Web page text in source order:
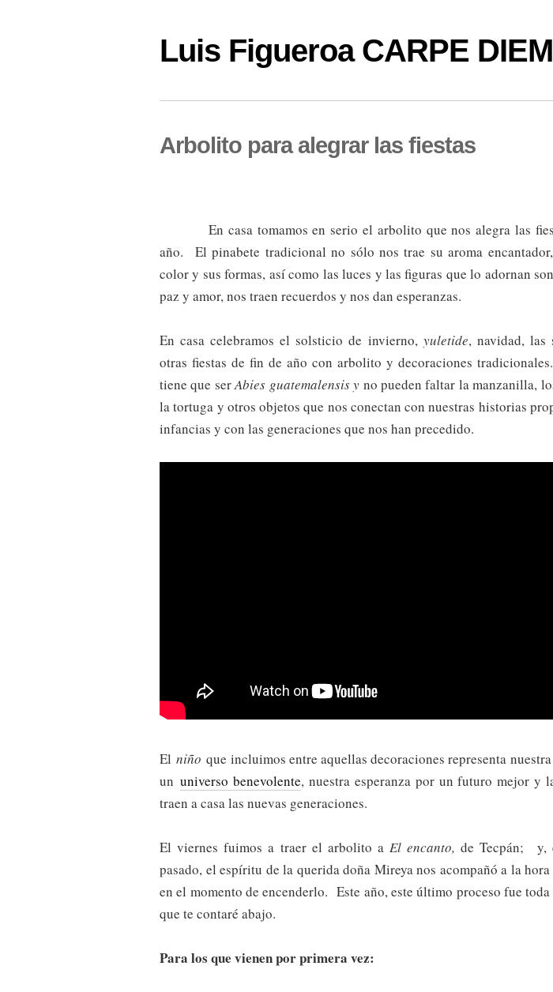
Luis Figueroa CARPE DIEM
Arbolito para alegrar las fiestas
En casa tomamos en serio el arbolito que nos alegra las
año. El pinabete tradicional no sólo nos trae su aroma
color y sus formas, así como las luces y las figuras que lo adornan
paz y amor, nos traen recuerdos y nos dan esperanzas.
En casa celebramos el solsticio de invierno, yuletide, navidad, las
otras fiestas de fin de año con arbolito y decoraciones
tiene que serAbies guatemalensis y no pueden faltar la manzanilla,
la tortuga y otros objetos que nos conectan con nuestras historias
infancias y con las generaciones que nos han precedido.
Elniño que incluimos entre aquellas decoraciones representa
un universo benevolente, nuestra esperanza por un futuro mejor y
traen a casa las nuevas generaciones.
El viernes fuimos a traer el arbolito a El encanto, de Tecpán; y,
pasado, el espíritu de la querida doña Mireya nos acompañó a la
en el momento de encenderlo. Este año, este último proceso fue toda
que te contaré abajo.
Para los que vienen por primera vez: